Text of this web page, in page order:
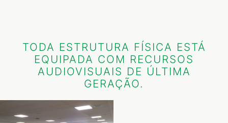
TODA ESTRUTURA FÍSICA ESTÁ
EQUIPADA COM RECURSOS
AUDIOVISUAIS DE ÚLTIMA
GERAÇÃO.